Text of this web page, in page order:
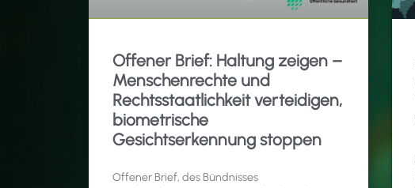
Offener Brief: Haltung zeigen –
Menschenrechte und
Rechtsstaatlichkeit verteidigen,
biometrische
Gesichtserkennung stoppen
Offener Brief, des Bündnisses